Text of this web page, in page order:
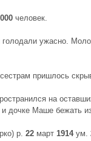
человек.
ужасно.
пришлось
на
и дочке Маше бежать
р. 22 март 1914ум.